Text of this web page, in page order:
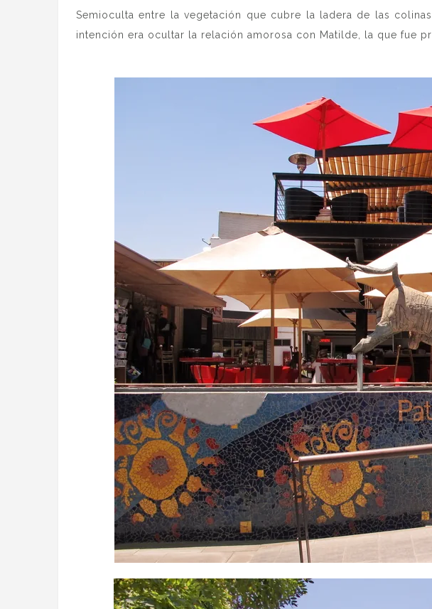
Semioculta entre la vegetación que cubre la ladera de las
intención era ocultar la relación amorosa con Matilde, la que fue